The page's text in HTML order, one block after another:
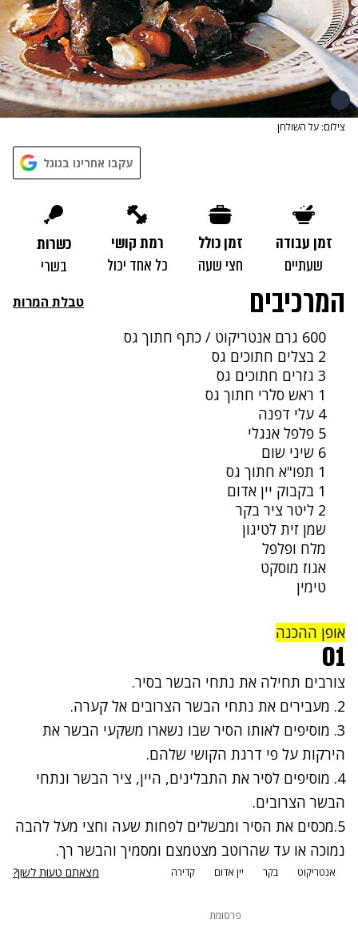
צילום: על השולחן
עקבו אחרינו בגוגל
זמן עבודה
שעתיים
זמן כולל
חצי שעה
רמת קושי
כל אחד יכול
כשרות
בשרי
המרכיבים טבלת המרות
600 גרם אנטריקוט / כתף חתוך גס
2 בצלים חתוכים גס
3 גזרים חתוכים גס
1 ראש סלרי חתוך גס
4 עלי דפנה
5 פלפל אנגלי
6 שיני שום
1 תפו"א חתוך גס
1 בקבוק יין אדום
2 ליטר ציר בקר
שמן זית לטיגון
מלח ופלפל
אגוז מוסקט
טימין
אופן ההכנה
01
צורבים תחילה את נתחי הבשר בסיר.
2. מעבירים את נתחי הבשר הצרובים אל קערה.
3. מוסיפים לאותו הסיר שבו נשארו משקעי הבשר את
הירקות על פי דרגת הקושי שלהם.
4. מוסיפים לסיר את התבלינים, היין, ציר הבשר ונתחי
הבשר הצרובים.
5.מכסים את הסיר ומבשלים לפחות שעה וחצי מעל להבה
נמוכה או עד שהרוטב מצטמצם ומסמיך והבשר רך.
אנטריקוט בקר יין אדום קדירה מצאתם טעות לשון?
פרסומת